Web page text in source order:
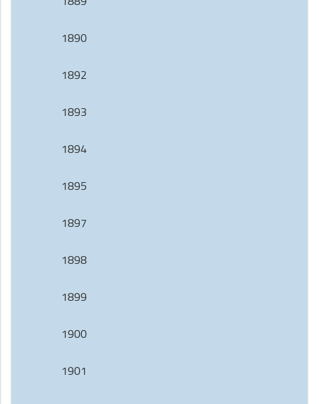
1890
1892
1893
1894
1895
1897
1898
1899
1900
1901